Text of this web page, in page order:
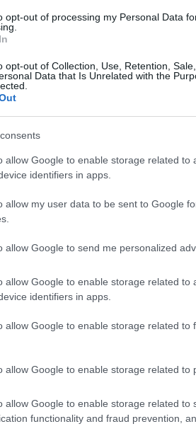
opt-out of processing my Personal Data
opt-out of Collection, Use, Retention,
Data that Is Unrelated with the
allow Google to enable storage related to
identifiers in apps.
allow my user data to be sent to Google
allow Google to send me personalized
allow Google to enable storage related to
identifiers in apps.
allow Google to enable storage related to
allow Google to enable storage related to
allow Google to enable storage related to
functionality and fraud prevention,
i disegni utilizzando da
un liberale di centrodestra,
sinistra, che a suo dire, mai
di espressione o almeno lo
offende e non è volgare. Una
non arriva la spada della